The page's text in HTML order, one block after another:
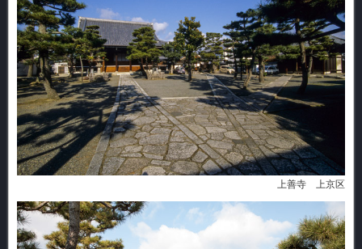
上善寺 上京区